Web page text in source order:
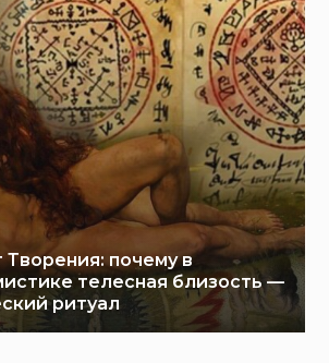
Творения: почему в
телесная близость —
ритуал